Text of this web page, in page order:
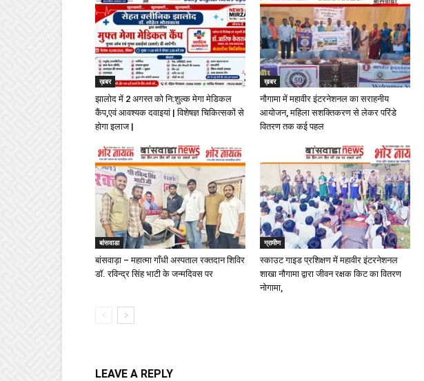
ख़बर
झालोद में 2 अगस्त को नि:शुल्क मेगा मेडिकल
कैंप,एवं आवश्यक दवाइयां | विशेषज्ञ चिकित्सकों से
होगा इलाज |
ख़बर
नौगामा में महावीर इंटरनेशनल का सराहनीय
आयोजन, महिला सशक्तिकरण से लेकर परिंडे
वितरण तक कई पहल
बांसवाडा
बांसवाड़ा – महात्मा गाँधी अस्पताल रक्तदान शिविर
डॉ. रविन्द्र सिंह भाटी के जन्मदिवस पर
ग्रामीण
स्काउट गाइड प्रशिक्षण में महावीर इंटरनेशनल
शाखा नौगामा द्वारा जीवन रक्षक किट का वितरण
नोगामा,
LEAVE A REPLY